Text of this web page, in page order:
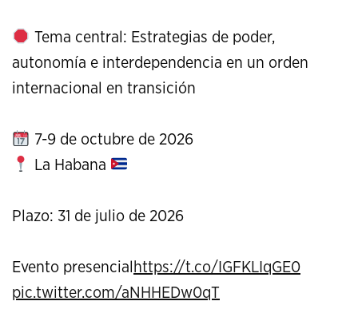
Tema central: Estrategias de poder,
autonomía e interdependencia en un orden
internacional en transición
7-9 de octubre de 2026
La Habana
Plazo: 31 de julio de 2026
Evento presencial https://t.co/IGFKLIqGE0
pic.twitter.com/aNHHEDw0qT